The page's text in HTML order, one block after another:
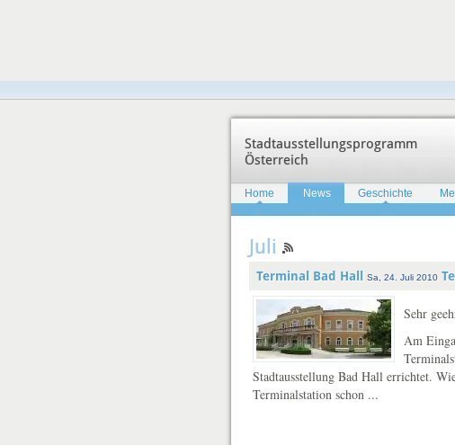
Stadtausstellungsprogramm
Österreich
Home News Geschichte
Juli
Terminal Bad Hall Sa, 24. Juli 2010
Sehr
Am
Stadtausstellung Bad Hall errichtet.
Terminalstation schon ...